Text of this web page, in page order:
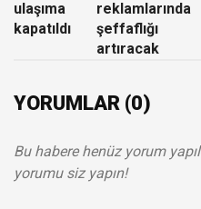
ulaşıma
kapatıldı
reklamlarında
şeffaflığı
artıracak
YORUMLAR (0)
Bu habere henüz yorum
yorumu siz yapın!